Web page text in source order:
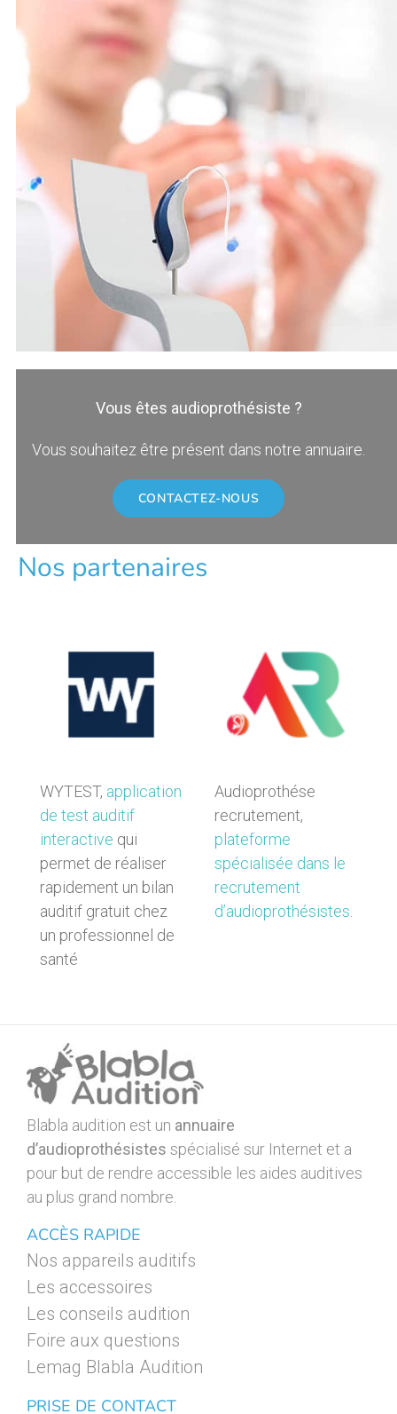
Vous êtes audioprothésiste ?
Vous souhaitez être présent dans notre annuaire.
CONTACTEZ-NOUS
Nos partenaires
WYTEST, application
de test auditif
interactive qui
permet de réaliser
rapidement un bilan
auditif gratuit chez
un professionnel de
santé
Audioprothése
recrutement,
plateforme
spécialisée dans le
recrutement
d’audioprothésistes
Blabla audition est un annuaire
d’audioprothésistes spécialisé sur Internet et a
pour but de rendre accessible les aides auditives
au plus grand nombre.
ACCÈS RAPIDE
Nos appareils auditifs
Les accessoires
Les conseils audition
Foire aux questions
Lemag Blabla Audition
PRISE DE CONTACT